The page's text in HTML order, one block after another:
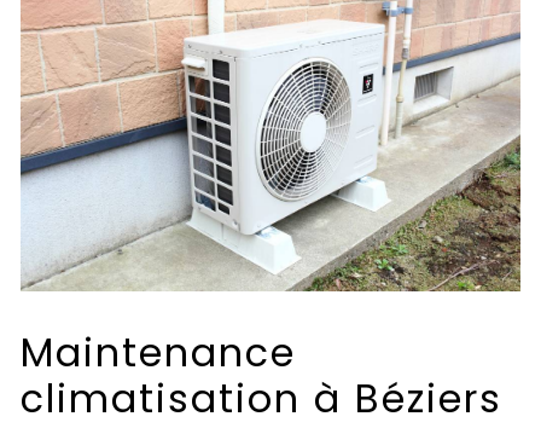
Maintenance
climatisation à Béziers